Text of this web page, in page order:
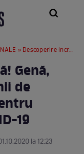
» Descoperire incredibilă! Genă, provenită de la oamenii de Neandertal, de vină pentru cazurile grave de COVID-19
Genă,
de
19
la 12:23